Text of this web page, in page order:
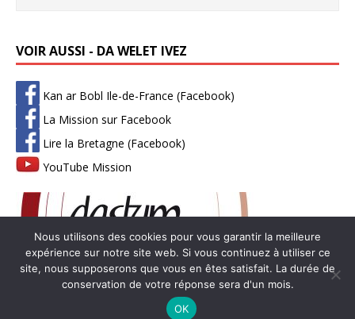
VOIR AUSSI - DA WELET IVEZ
Kan ar Bobl Ile-de-France (Facebook)
La Mission sur Facebook
Lire la Bretagne (Facebook)
YouTube Mission
Copyright © 2026 | Thème WordPress par
Nous utilisons des cookies pour vous garantir la meilleure
expérience sur notre site web. Si vous continuez à utiliser ce
site, nous supposerons que vous en êtes satisfait. La durée de
conservation de votre réponse sera d'un mois.
OK